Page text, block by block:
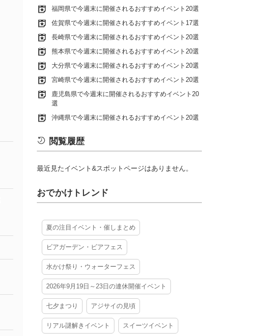
福岡県で今週末に開催されるおすすめイベント20選
佐賀県で今週末に開催されるおすすめイベント17選
長崎県で今週末に開催されるおすすめイベント20選
熊本県で今週末に開催されるおすすめイベント20選
大分県で今週末に開催されるおすすめイベント20選
宮崎県で今週末に開催されるおすすめイベント20選
鹿児島県で今週末に開催されるおすすめイベント20
選
沖縄県で今週末に開催されるおすすめイベント20選
閲覧履歴
最近見たイベント&スポットページはありません。
おでかけトレンド
夏の注目イベント・催しまとめ
ビアガーデン・ビアフェス
水かけ祭り・ウォーターフェス
2026年9月19日～23日の連休開催イベント
七夕まつり アジサイの見頃
リアル謎解きイベント スイーツイベント